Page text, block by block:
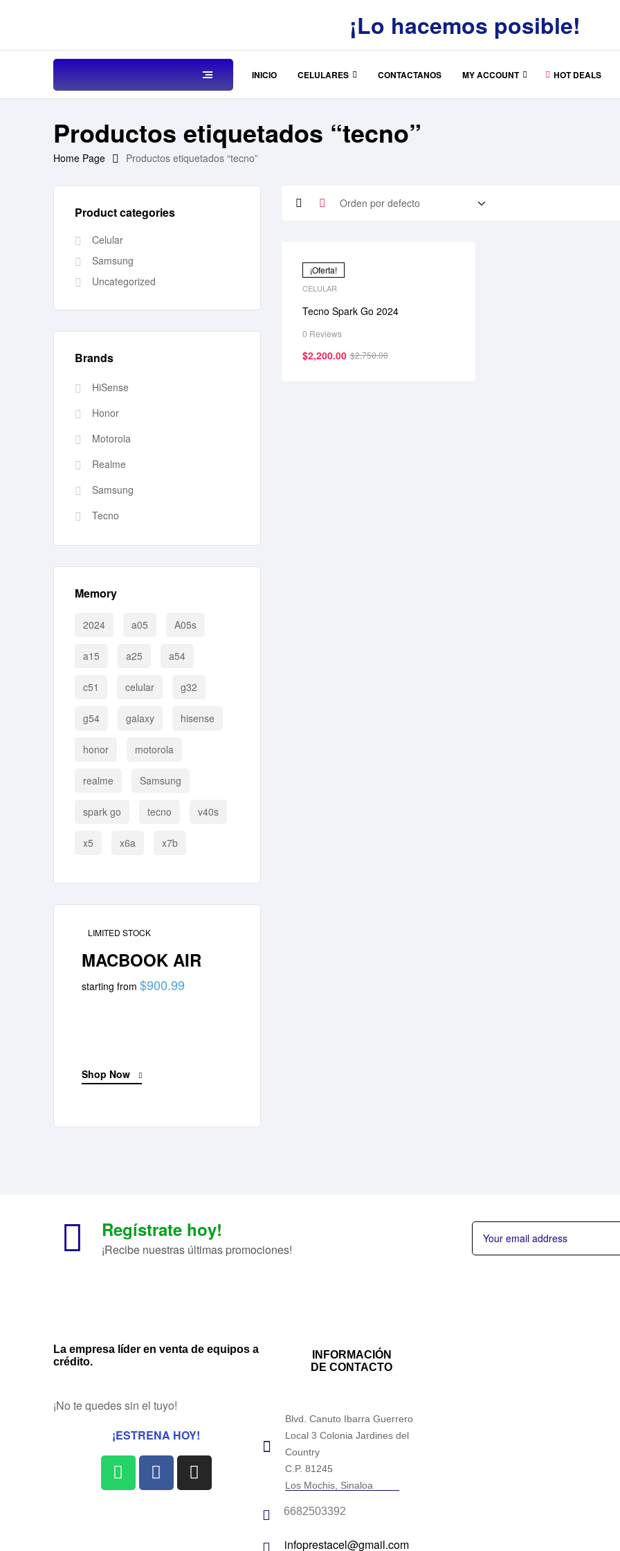
¡Lo hacemos posible!
INICIO CELULARES CONTACTANOS MY ACCOUNT HOT DEALS
Productos etiquetados “tecno”
Home Page Productos etiquetados “tecno”
¡Oferta!
CELULAR
Tecno Spark Go 2024
0 Reviews
$2,750.00
$2,200.00
Product categories
Celular
Samsung
Uncategorized
Brands
HiSense
Honor
Motorola
Realme
Samsung
Tecno
Memory
2024 a05 A05s
a15 a25 a54
c51 celular g32
g54 galaxy hisense
honor motorola
realme Samsung
spark go tecno v40s
x5 x6a x7b
LIMITED STOCK
MACBOOK AIR
starting from $900.99
Shop Now
Regístrate hoy!
¡Recibe nuestras últimas promociones!
La empresa líder en venta de equipos a
crédito.
¡No te quedes sin el tuyo!
¡ESTRENA HOY!
INFORMACIÓN
DE CONTACTO
Blvd. Canuto Ibarra Guerrero
Local 3 Colonia Jardines del
Country
C.P. 81245
Los Mochis, Sinaloa
6682503392
infoprestacel@gmail.com